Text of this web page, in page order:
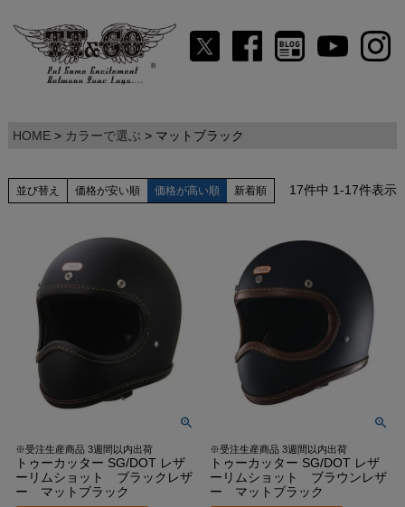
HOME カラーで選ぶ マットブラック
並び替え 価格が安い順 価格が高い順 新着順 17件中 1-17件表示
※受注生産商品 3週間以内出荷
トゥーカッター SG/DOT レザ
ーリムショット ブラックレザ
ー マットブラック
※受注生産商品 3週間以内出荷
トゥーカッター SG/DOT レザ
ーリムショット ブラウンレザ
ー マットブラック